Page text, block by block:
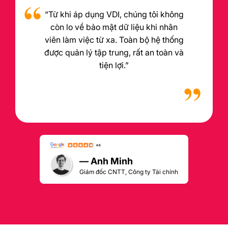
“Từ khi áp dụng VDI, chúng tôi không
còn lo về bảo mật dữ liệu khi nhân
viên làm việc từ xa. Toàn bộ hệ thống
được quản lý tập trung, rất an toàn và
tiện lợi.”
— Anh Minh
Giám đốc CNTT, Công ty Tài chính